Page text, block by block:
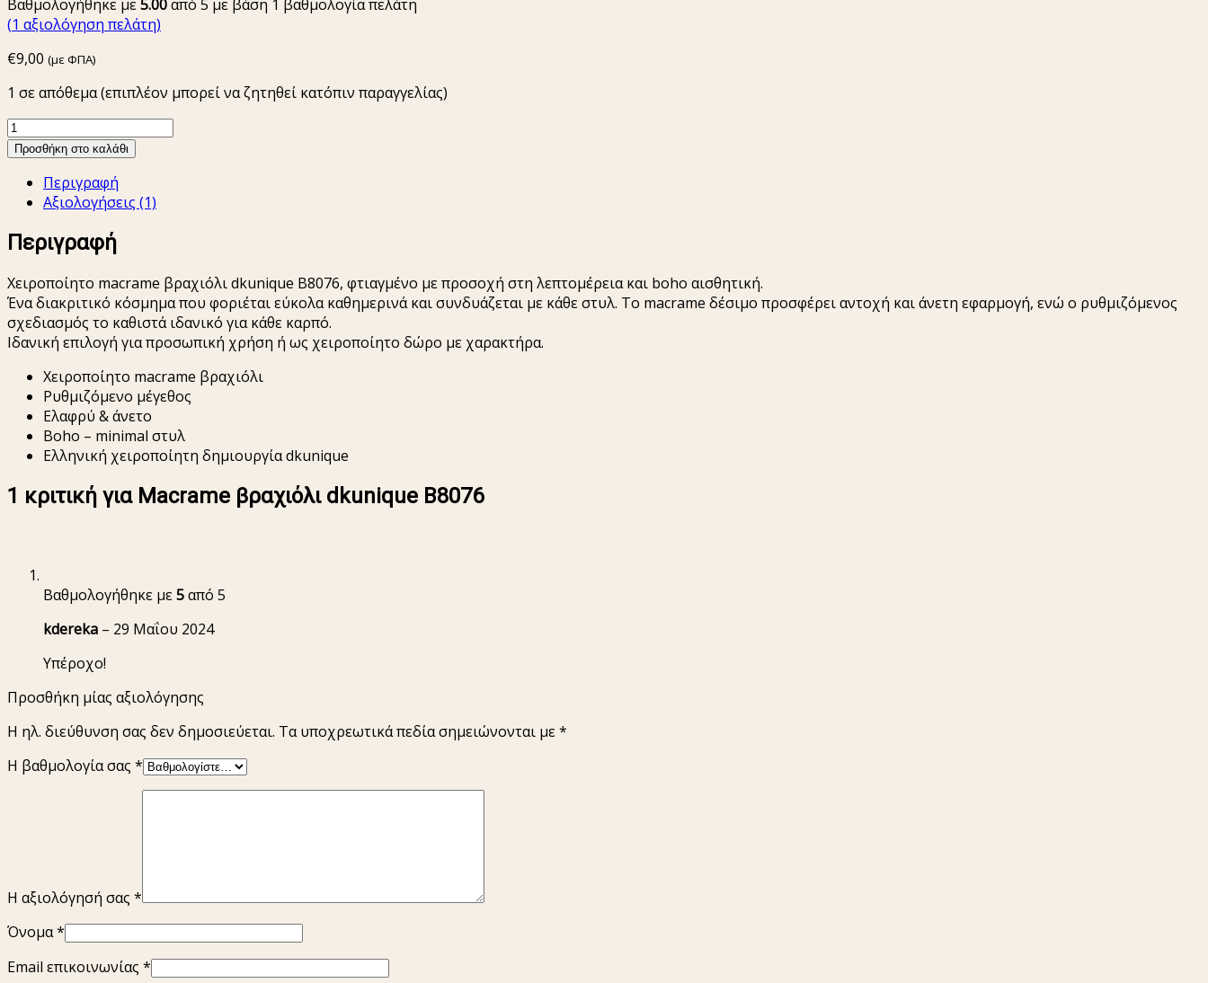
Βαθμολογήθηκε με5.00από 5 με βάση 1 βαθμολογία πελάτη
(1 αξιολόγηση πελάτη)
€9,00 (με ΦΠΑ)
1 σε απόθεμα (επιπλέον μπορεί να ζητηθεί κατόπιν παραγγελίας)
Macrame
βραχιόλι
B8076
ποσότητα
Προσθήκη στο καλάθι
Περιγραφή
Αξιολογήσεις (1)
Περιγραφή
Χειροποίητο macrame βραχιόλι dkunique B8076, φτιαγμένο με προσοχή στη λεπτομέρεια και boho αισθητική.
Ένα διακριτικό κόσμημα που φοριέται εύκολα καθημερινά και συνδυάζεται με κάθε στυλ. Το macrame δέσιμο προσφέρει αντοχή και άνετη εφαρμογή, ενώ ο ρυθμιζόμενος
σχεδιασμός το καθιστά ιδανικό για κάθε καρπό.
Ιδανική επιλογή για προσωπική χρήση ή ως χειροποίητο δώρο με χαρακτήρα.
Χειροποίητο macrame βραχιόλι
Ρυθμιζόμενο μέγεθος
Ελαφρύ & άνετο
Boho – minimal στυλ
Ελληνική χειροποίητη δημιουργία dkunique
1 κριτική για Macrame βραχιόλι dkunique B8076
Βαθμολογήθηκε με5από 5
kdereka – 29 Μαΐου 2024
Υπέροχο!
Προσθήκη μίας αξιολόγησης
Η ηλ. διεύθυνση σας δεν δημοσιεύεται. Τα υποχρεωτικά πεδία σημειώνονται με*
Η βαθμολογία σας *
Η αξιολόγησή σας *
Όνομα*
Email επικοινωνίας *